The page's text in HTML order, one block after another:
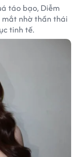
táo bạo, Diễm
mắt nhờ thần thái
tinh tế.